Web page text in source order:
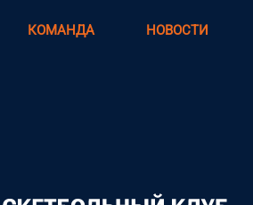
КОМАНДА НОВОСТИ